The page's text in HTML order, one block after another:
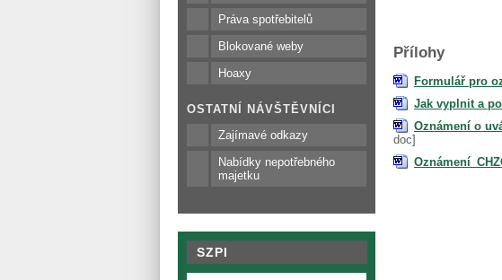
Práva spotřebitelů
Blokované weby
Hoaxy
OSTATNÍ NÁVŠTĚVNÍCI
Zajímavé odkazy
Nabídky nepotřebného
majetku
SZPI
Přílohy
Formulář pro
Jak vyplnit a
Oznámení o
doc]